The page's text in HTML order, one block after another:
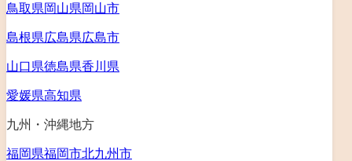
鳥取県岡山県岡山市
島根県広島県広島市
山口県徳島県香川県
愛媛県高知県
九州・沖縄地方
福岡県福岡市北九州市